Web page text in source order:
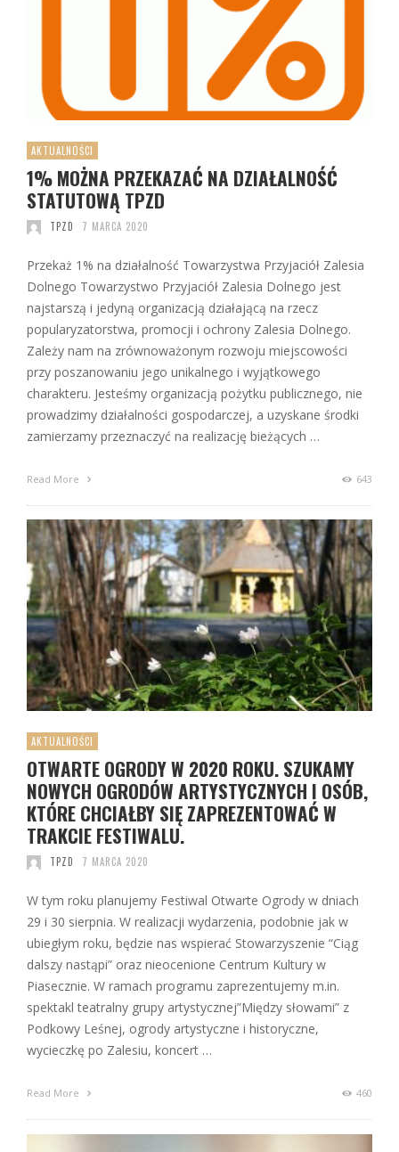
AKTUALNOŚCI
1% MOŻNA PRZEKAZAĆ NA DZIAŁALNOŚĆ
STATUTOWĄ TPZD
TPZD 7 MARCA 2020
Przekaż 1% na działalność Towarzystwa Przyjaciół Zalesia
Dolnego Towarzystwo Przyjaciół Zalesia Dolnego jest
najstarszą i jedyną organizacją działającą na rzecz
popularyzatorstwa, promocji i ochrony Zalesia Dolnego.
Zależy nam na zrównoważonym rozwoju miejscowości
przy poszanowaniu jego unikalnego i wyjątkowego
charakteru. Jesteśmy organizacją pożytku publicznego, nie
prowadzimy działalności gospodarczej, a uzyskane środki
zamierzamy przeznaczyć na realizację bieżących …
Read More 643
AKTUALNOŚCI
OTWARTE OGRODY W 2020 ROKU. SZUKAMY
NOWYCH OGRODÓW ARTYSTYCZNYCH I OSÓB,
KTÓRE CHCIAŁBY SIĘ ZAPREZENTOWAĆ W
TRAKCIE FESTIWALU.
TPZD 7 MARCA 2020
W tym roku planujemy Festiwal Otwarte Ogrody w dniach
29 i 30 sierpnia. W realizacji wydarzenia, podobnie jak w
ubiegłym roku, będzie nas wspierać Stowarzyszenie “Ciąg
dalszy nastąpi” oraz nieocenione Centrum Kultury w
Piasecznie. W ramach programu zaprezentujemy m.in.
spektakl teatralny grupy artystycznej”Między słowami” z
Podkowy Leśnej, ogrody artystyczne i historyczne,
wycieczkę po Zalesiu, koncert …
Read More 460